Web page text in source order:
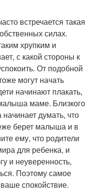
встречается такая
силах.
хрупким и
с какой стороны к
От подобной
могут начать
начинают плакать,
маме. Близкого
думать, что
берет малыша и в
ему, что родители
для ребенка, и
и неуверенность,
Поэтому самое
спокойствие.